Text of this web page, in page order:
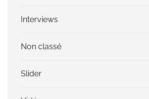
Interviews
Non classé
Slider